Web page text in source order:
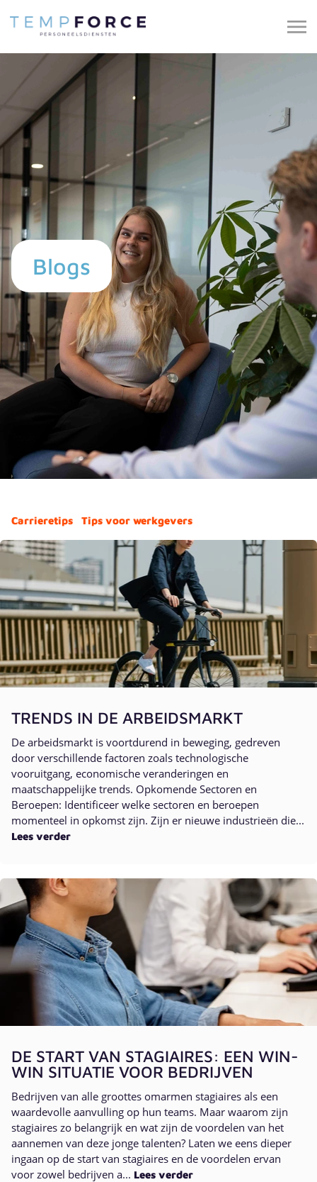
Blogs
Carrieretips Tips voor werkgevers
TRENDS IN DE ARBEIDSMARKT
De arbeidsmarkt is voortdurend in beweging, gedreven
door verschillende factoren zoals technologische
vooruitgang, economische veranderingen en
maatschappelijke trends. Opkomende Sectoren en
Beroepen: Identificeer welke sectoren en beroepen
momenteel in opkomst zijn. Zijn er nieuwe industrieën die...
Lees verder
DE START VAN STAGIAIRES: EEN WIN-
WIN SITUATIE VOOR BEDRIJVEN
Bedrijven van alle groottes omarmen stagiaires als een
waardevolle aanvulling op hun teams. Maar waarom zijn
stagiaires zo belangrijk en wat zijn de voordelen van het
aannemen van deze jonge talenten? Laten we eens dieper
ingaan op de start van stagiaires en de voordelen ervan
voor zowel bedrijven a... Lees verder